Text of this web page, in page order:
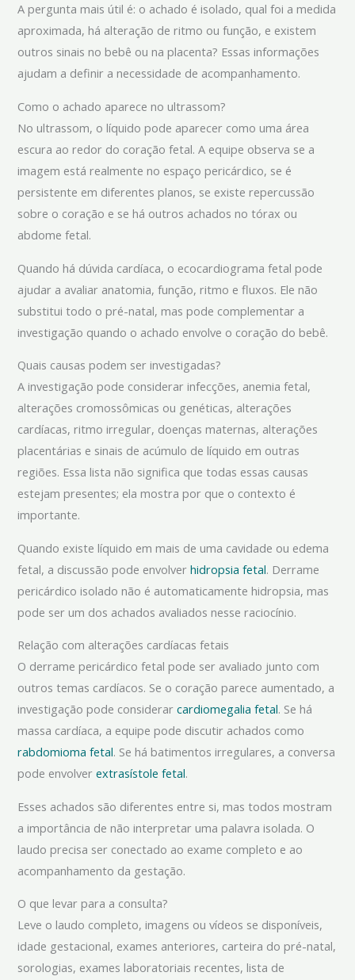
A pergunta mais útil é: o achado é isolado, qual foi a medida
aproximada, há alteração de ritmo ou função, e existem
outros sinais no bebê ou na placenta? Essas informações
ajudam a definir a necessidade de acompanhamento.
Como o achado aparece no ultrassom?
No ultrassom, o líquido pode aparecer como uma área
escura ao redor do coração fetal. A equipe observa se a
imagem está realmente no espaço pericárdico, se é
persistente em diferentes planos, se existe repercussão
sobre o coração e se há outros achados no tórax ou
abdome fetal.
Quando há dúvida cardíaca, o ecocardiograma fetal pode
ajudar a avaliar anatomia, função, ritmo e fluxos. Ele não
substitui todo o pré-natal, mas pode complementar a
investigação quando o achado envolve o coração do bebê.
Quais causas podem ser investigadas?
A investigação pode considerar infecções, anemia fetal,
alterações cromossômicas ou genéticas, alterações
cardíacas, ritmo irregular, doenças maternas, alterações
placentárias e sinais de acúmulo de líquido em outras
regiões. Essa lista não significa que todas essas causas
estejam presentes; ela mostra por que o contexto é
importante.
Quando existe líquido em mais de uma cavidade ou edema
fetal, a discussão pode envolverhidropsia fetal. Derrame
pericárdico isolado não é automaticamente hidropsia, mas
pode ser um dos achados avaliados nesse raciocínio.
Relação com alterações cardíacas fetais
O derrame pericárdico fetal pode ser avaliado junto com
outros temas cardíacos. Se o coração parece aumentado, a
investigação pode considerarcardiomegalia fetal. Se há
massa cardíaca, a equipe pode discutir achados como
rabdomioma fetal. Se há batimentos irregulares, a conversa
pode envolverextrasístole fetal.
Esses achados são diferentes entre si, mas todos mostram
a importância de não interpretar uma palavra isolada. O
laudo precisa ser conectado ao exame completo e ao
acompanhamento da gestação.
O que levar para a consulta?
Leve o laudo completo, imagens ou vídeos se disponíveis,
idade gestacional, exames anteriores, carteira do pré-natal,
sorologias, exames laboratoriais recentes, lista de